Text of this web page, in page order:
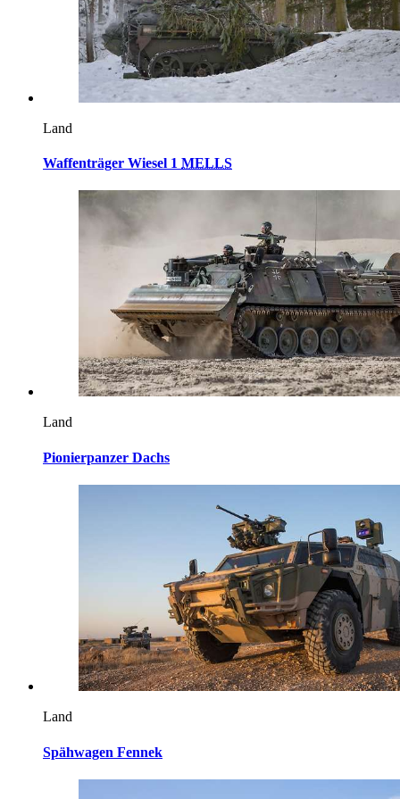
Land
Waffenträger Wiesel 1 MELLS
Land
Pionierpanzer Dachs
Land
Spähwagen Fennek